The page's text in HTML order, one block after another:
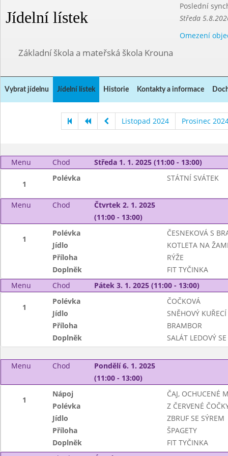
Jídelní lístek
Poslední
Středa
Omezení
Základní škola a mateřská škola Krouna
Vybrat jídelnu Jídelní lístek Historie Kontakty a informace
Listopad 2024 Prosinec
Menu Chod Středa 1. 1. 2025 (11:00 - 13:00)
1
Polévka STÁTNÍ SVÁTEK
Menu Chod
Čtvrtek 2. 1. 2025
(11:00 - 13:00)
1
Polévka
ČESNEKOVÁ S
Jídlo
KOTLETA NA
Příloha
RÝŽE
Doplněk
FIT TYČINKA
Menu
Chod Pátek 3. 1. 2025 (11:00 - 13:00)
1
Polévka
ČOČKOVÁ
Jídlo
SNĚHOVÝ
Příloha
BRAMBOR
Doplněk
SALÁT LEDOVÝ
Menu Chod
Pondělí 6. 1. 2025
(11:00 - 13:00)
1
Nápoj
ČAJ, OCHUCENÉ
Polévka
Z ČERVENÉ
Jídlo
ZBRUF SE SÝREM
Příloha
ŠPAGETY
Doplněk
FIT TYČINKA